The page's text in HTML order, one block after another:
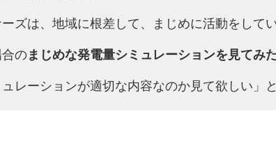
ズは、地域に根差して、まじめに活動をして
のまじめな発電量シミュレーションを見てみ
ュレーションが適切な内容なのか見て欲しい」